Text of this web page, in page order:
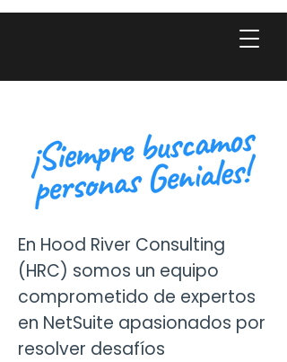
En Hood River Consulting
(HRC) somos un equipo
comprometido de expertos
en NetSuite apasionados por
resolver desafíos